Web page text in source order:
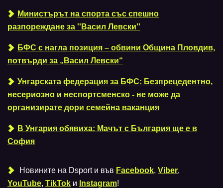
Министърът на спорта със спешно
разпореждане за ''Васил Левски''
БФС с нагла позиция – обвини Община Пловдив,
потвърди за „Васил Левски“
Унгарската федерация за БФС: Безпрецедентно,
несериозно и неспортсменско - не може да
организирате дори семейна ваканция
В Унгария обявиха: Мачът с България ще е в
София
Новините на Dsport и във Facebook, Viber,
YouTube, TikTok и Instagram!